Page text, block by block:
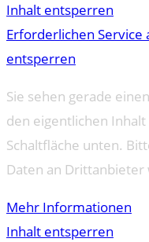
Inhalt entsperren
Erforderlichen
entsperren
Sie sehen gerade
den eigentlichen
Schaltfläche unten.
Daten an
Mehr Informationen
Inhalt entsperren